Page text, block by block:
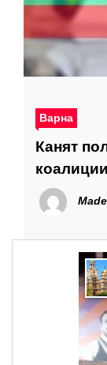
Варна
Канят
на СИК